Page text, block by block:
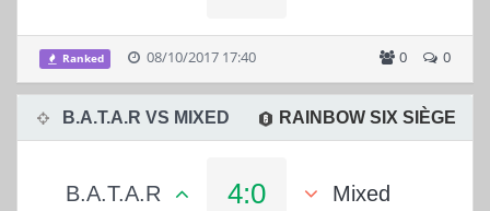
0 0
Ranked 08/10/2017 17:40
B.A.T.A.R VS MIXED RAINBOW SIX SIÈGE
B.A.T.A.R 4:0 Mixed